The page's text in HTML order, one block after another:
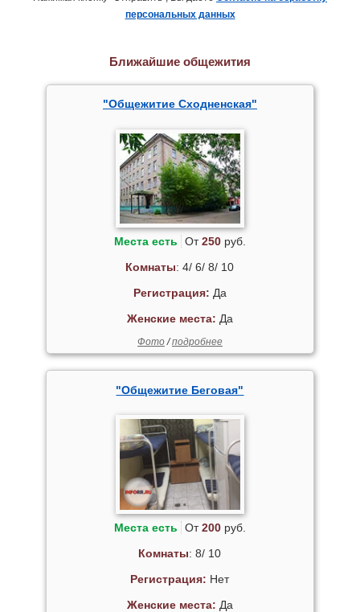
персональных данных
Ближайшие общежития
"Общежитие Сходненская"
Места есть От250руб.
Комнаты: 4/ 6/ 8/ 10
Регистрация: Да
Женские места: Да
Фото/подробнее
"Общежитие Беговая"
Места есть От200руб.
Комнаты: 8/ 10
Регистрация: Нет
Женские места: Да